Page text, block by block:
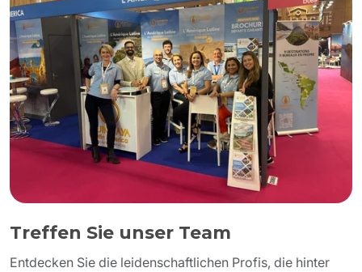
Treffen Sie unser Team
Entdecken Sie die leidenschaftlichen Profis, die hinter